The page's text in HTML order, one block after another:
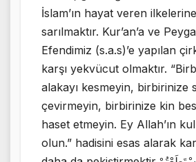
İslam’ın hayat veren ilkelerine
sarılmaktır. Kur’an’a ve
Efendimiz (s.a.s)’e yapılan
karşı yekvücut olmaktır.
alakayı kesmeyin, birbirinize
çevirmeyin, birbirinize kin
haset etmeyin. Ey Allah’ın
olun.” hadisini esas alarak